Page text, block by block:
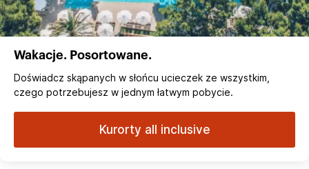
Wakacje. Posortowane.
Doświadcz skąpanych w słońcu ucieczek ze wszystkim,
czego potrzebujesz w jednym łatwym pobycie.
Kurorty all inclusive